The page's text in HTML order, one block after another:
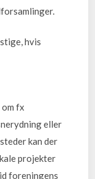
hvis
fx
eller
kan der
projekter
foreningens